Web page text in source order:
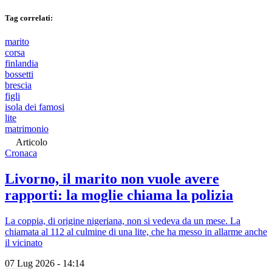
Tag correlati:
marito
corsa
finlandia
bossetti
brescia
figli
isola dei famosi
lite
matrimonio
Articolo
Cronaca
Livorno, il marito non vuole avere
rapporti: la moglie chiama la polizia
La coppia, di origine nigeriana, non si vedeva da un mese. La
chiamata al 112 al culmine di una lite, che ha messo in allarme anche
il vicinato
07 Lug 2026 - 14:14